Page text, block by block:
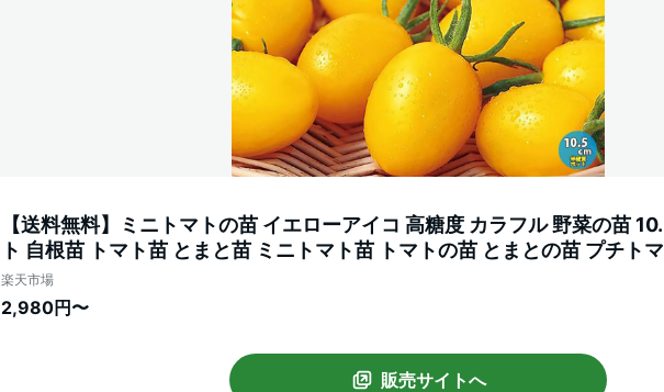
【送料無料】ミニトマトの苗 イエローアイコ 高糖度 カラフル 野菜の苗
ト 自根苗 トマト苗 とまと苗 ミニトマト苗 トマトの苗 とまとの苗 プチト
ニング 家庭菜園 プランター菜園 ベランダ菜園 送料無料 即納
楽天市場
2,980円〜
販売サイトへ